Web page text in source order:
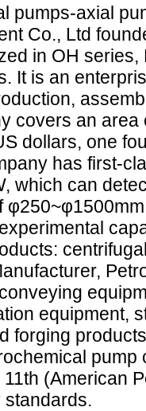
pumps-axial
Co., Ltd
in OH
It is an
covers an area
dollars, one
has first-
which can
equipment,
forging
pump
(American
standards.